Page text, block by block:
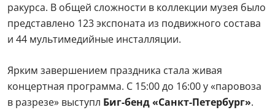
ракурса. В общей сложности в коллекции музея было
представлено 123 экспоната из подвижного состава
и 44 мультимедийные инсталляции.
Ярким завершением праздника стала живая
концертная программа. С 15:00 до 16:00 у «паровоза
в разрезе» выступл Биг-бенд «Санкт-Петербург».